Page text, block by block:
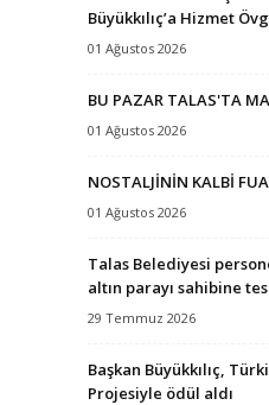
Büyükkılıç’a Hizmet
01 Ağustos 2026
BU PAZAR TALAS'TA
01 Ağustos 2026
NOSTALJİNİN KALBİ
01 Ağustos 2026
Talas Belediyesi
altın parayı sahibine
29 Temmuz 2026
Başkan Büyükkılıç,
Projesiyle ödül aldı